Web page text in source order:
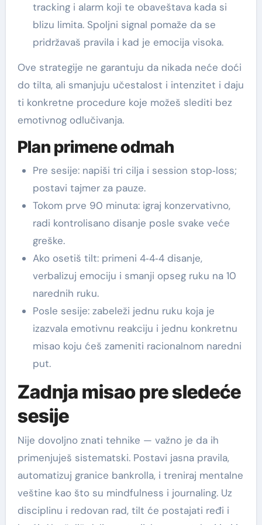
tracking i alarm koji te obaveštava kada si
blizu limita. Spoljni signal pomaže da se
pridržavaš pravila i kad je emocija visoka.
Ove strategije ne garantuju da nikada neće doći
do tilta, ali smanjuju učestalost i intenzitet i daju
ti konkretne procedure koje možeš slediti bez
emotivnog odlučivanja.
Plan primene odmah
Pre sesije: napiši tri cilja i session stop‑loss;
postavi tajmer za pauze.
Tokom prve 90 minuta: igraj konzervativno,
radi kontrolisano disanje posle svake veće
greške.
Ako osetiš tilt: primeni 4‑4‑4 disanje,
verbalizuj emociju i smanji opseg ruku na 10
narednih ruku.
Posle sesije: zabeleži jednu ruku koja je
izazvala emotivnu reakciju i jednu konkretnu
misao koju ćeš zameniti racionalnom naredni
put.
Zadnja misao pre sledeće
sesije
Nije dovoljno znati tehnike — važno je da ih
primenjuješ sistematski. Postavi jasna pravila,
automatizuj granice bankrolla, i treniraj mentalne
veštine kao što su mindfulness i journaling. Uz
disciplinu i redovan rad, tilt će postajati ređi i